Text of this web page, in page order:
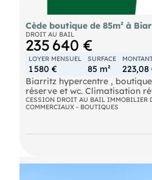
Cède boutique de 85m² à
DROIT AU BAIL
235 640 €
LOYER MENSUEL
1 580 €
SURFACE
85 m²
Biarritz hypercentre ,
réserve et wc. Climatisation
vitrine, hauteur sous ,plafond
découvrir en agence. Loyer
Prix de Vente : 235 640€ HAI
5157A Les informations sur
bien est exposé sont
CESSION DROIT AU BAIL IMMOBILIER
COMMERCIAUX - BOUTIQUES